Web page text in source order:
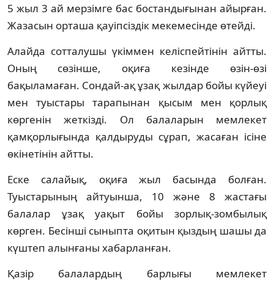
5 жыл 3 ай мерзімге бас бостандығынан айырған.
Жазасын орташа қауіпсіздік мекемесінде өтейді.
Алайда сотталушы үкіммен келіспейтінін айтты.
Оның сөзінше, оқиға кезінде өзін-өзі
бақыламаған. Сондай-ақ ұзақ жылдар бойы күйеуі
мен туыстары тарапынан қысым мен қорлық
көргенін жеткізді. Ол балаларын мемлекет
қамқорлығында қалдыруды сұрап, жасаған ісіне
өкінетінін айтты.
Еске салайық, оқиға жыл басында болған.
Туыстарының айтуынша, 10 және 8 жастағы
балалар ұзақ уақыт бойы зорлық-зомбылық
көрген. Бесінші сыныпта оқитын қыздың шашы да
күштеп алынғаны хабарланған.
Қазір балалардың барлығы мемлекет